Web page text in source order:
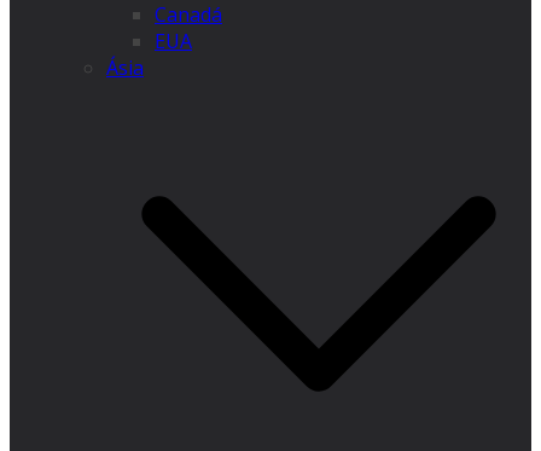
Canadá
EUA
Ásia